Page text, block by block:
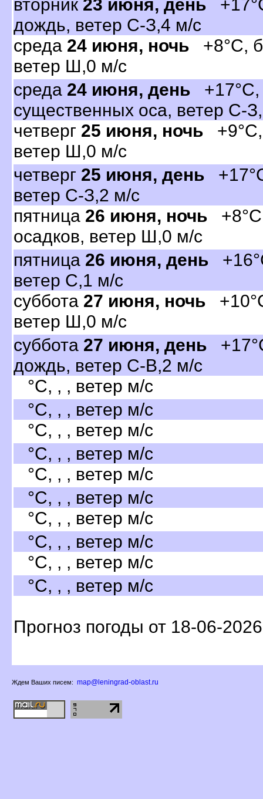
дождь, ветер С-З,4 м/с
среда 24 июня, ночь +8°C,
етер Ш,0 м/с
среда 24 июня, день +17°C,
существенных оса, ветер С-
четвер 25 июня, ночь
етер Ш,0 м/с
четвер 25 июня, день
етер С-З,2 м/с
пятница 26 июня, ночь
осадков, ветер Ш,0 м/с
пятница 26 июня, день
етер С,1 м/с
суббота 27 июня, ночь
етер Ш,0 м/с
суббота 27 июня, день
дождь, ветер С-В,2 м/с
°C, , , ветер м/с
°C, , , ветер м/с
°C, , , ветер м/с
°C, , , ветер м/с
°C, , , ветер м/с
°C, , , ветер м/с
°C, , , ветер м/с
°C, , , ветер м/с
°C, , , ветер м/с
°C, , , ветер м/с
Прогноз погоды от 18-06-
Ждем Ваших писем: map@leningrad-oblast.ru